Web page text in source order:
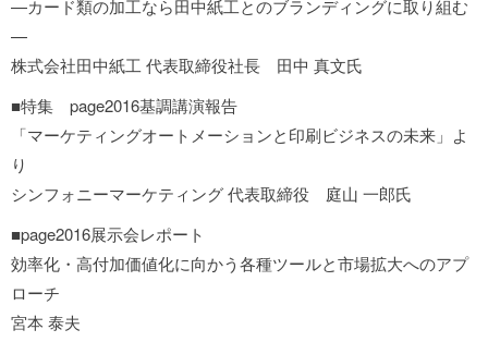
—カード類の加工なら田中紙工とのブランディングに取り組む
—
株式会社田中紙工 代表取締役社長 田中 真文氏
■特集 page2016基調講演報告
「マーケティングオートメーションと印刷ビジネスの未来」よ
り
シンフォニーマーケティング 代表取締役 庭山 一郎氏
■page2016展示会レポート
効率化・高付加価値化に向かう各種ツールと市場拡大へのアプ
ローチ
宮本 泰夫